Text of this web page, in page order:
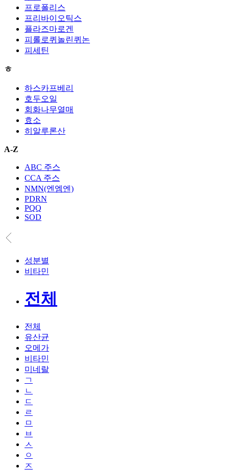
프로폴리스
프리바이오틱스
플라즈마로겐
피롤로퀴놀린퀴논
피세틴
ㅎ
하스카프베리
호두오일
회화나무열매
효소
히알루론산
A-Z
ABC 주스
CCA 주스
NMN(엔엠엔)
PDRN
PQQ
SOD
성분별
비타민
전체
전체
유산균
오메가
비타민
미네랄
ㄱ
ㄴ
ㄷ
ㄹ
ㅁ
ㅂ
ㅅ
ㅇ
ㅈ